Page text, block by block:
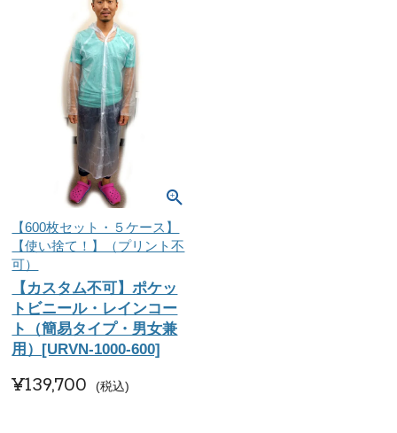
【600枚セット・５ケース】
【使い捨て！】（プリント不
可）
【カスタム不可】ポケッ
トビニール・レインコー
ト（簡易タイプ・男女兼
用）[URVN-1000-600]
¥139,700 税込